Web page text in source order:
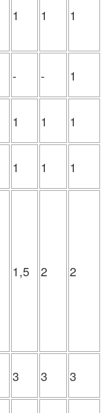
1 1 1
- - 1
1 1 1
1 1 1
1,5 2 2
3 3 3